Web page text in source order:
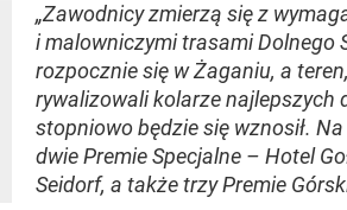
„Zawodnicy zmierzą się z
i malowniczymi trasami Dolnego
rozpocznie się w Żaganiu, a
rywalizowali kolarze najlepszych
stopniowo będzie się wznosił.
dwie Premie Specjalne – Hotel
Seidorf, a także trzy Premie